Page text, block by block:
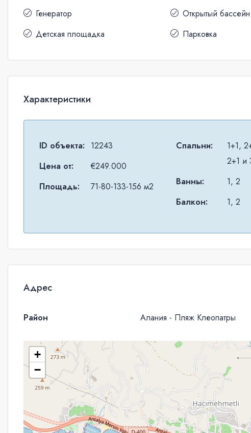
Генератор
Детская площадка
Открытый бассейн
Парковка
Характеристики
ID объекта:
12243
Цена от:
€249.000
Площадь:
71-80-133-156 м2
Спальни:
1+1,
2+1 и
Ванны:
1, 2
Балкон:
1, 2
Адрес
Район Алания - Пляж Клеопатры
+
−